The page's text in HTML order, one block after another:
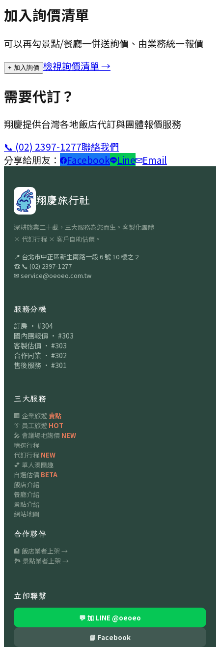
加入詢價清單
可以再勾景點/餐廳一併送詢價、由業務統一報價
+ 加入詢價 檢視詢價清單 →
需要代訂？
翔慶提供台灣各地飯店代訂與團體報價服務
📞 (02) 2397-1277聯絡我們
分享給朋友：
Facebook Line Email
翔慶旅行社
深耕旅業二十載，三大服務為您而生。客製化團體
× 代訂行程 × 客戶自助估價。
📍 台北市中正區新生南路一段 6 號 10 樓之 2
☎ 📞 (02) 2397-1277
✉ service@oeoeo.com.tw
服務分機
訂房 · #304
國內團報價 · #303
客製估價 · #303
合作同業 · #302
售後服務 · #301
三大服務
🏢 企業旅遊賣點
👔 員工旅遊 HOT
🎤 會議場地詢價 NEW
精選行程
代訂行程 NEW
💕 單人湊團趣
自選估價 BETA
飯店介紹
餐廳介紹
景點介紹
網站地圖
合作夥伴
🏨 飯店業者上架 →
🏞 景點業者上架 →
立即聯繫
💬 加 LINE @oeoeo
📘 Facebook